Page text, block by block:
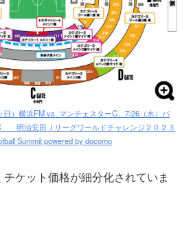
日）横浜FM vs. マンチェスターC、7/26（水）バ
明治安田Ｊリーグワールドチャレンジ２０２３
Summit powered by docomo
ケット価格が細分化されていま